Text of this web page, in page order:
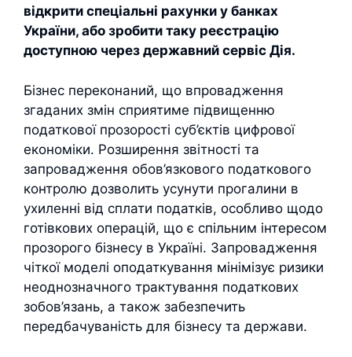
відкрити спеціальні рахунки у банках
України, або зробити таку реєстрацію
доступною через державний сервіс Дія.
Бізнес переконаний, що впровадження
згаданих змін сприятиме підвищенню
податкової прозорості суб’єктів цифрової
економіки. Розширення звітності та
запровадження обов’язкового податкового
контролю дозволить усунути прогалини в
ухиленні від сплати податків, особливо щодо
готівкових операцій, що є спільним інтересом
прозорого бізнесу в Україні. Запровадження
чіткої моделі оподаткування мінімізує ризики
неоднозначного трактування податкових
зобов’язань, а також забезпечить
передбачуваність для бізнесу та держави.